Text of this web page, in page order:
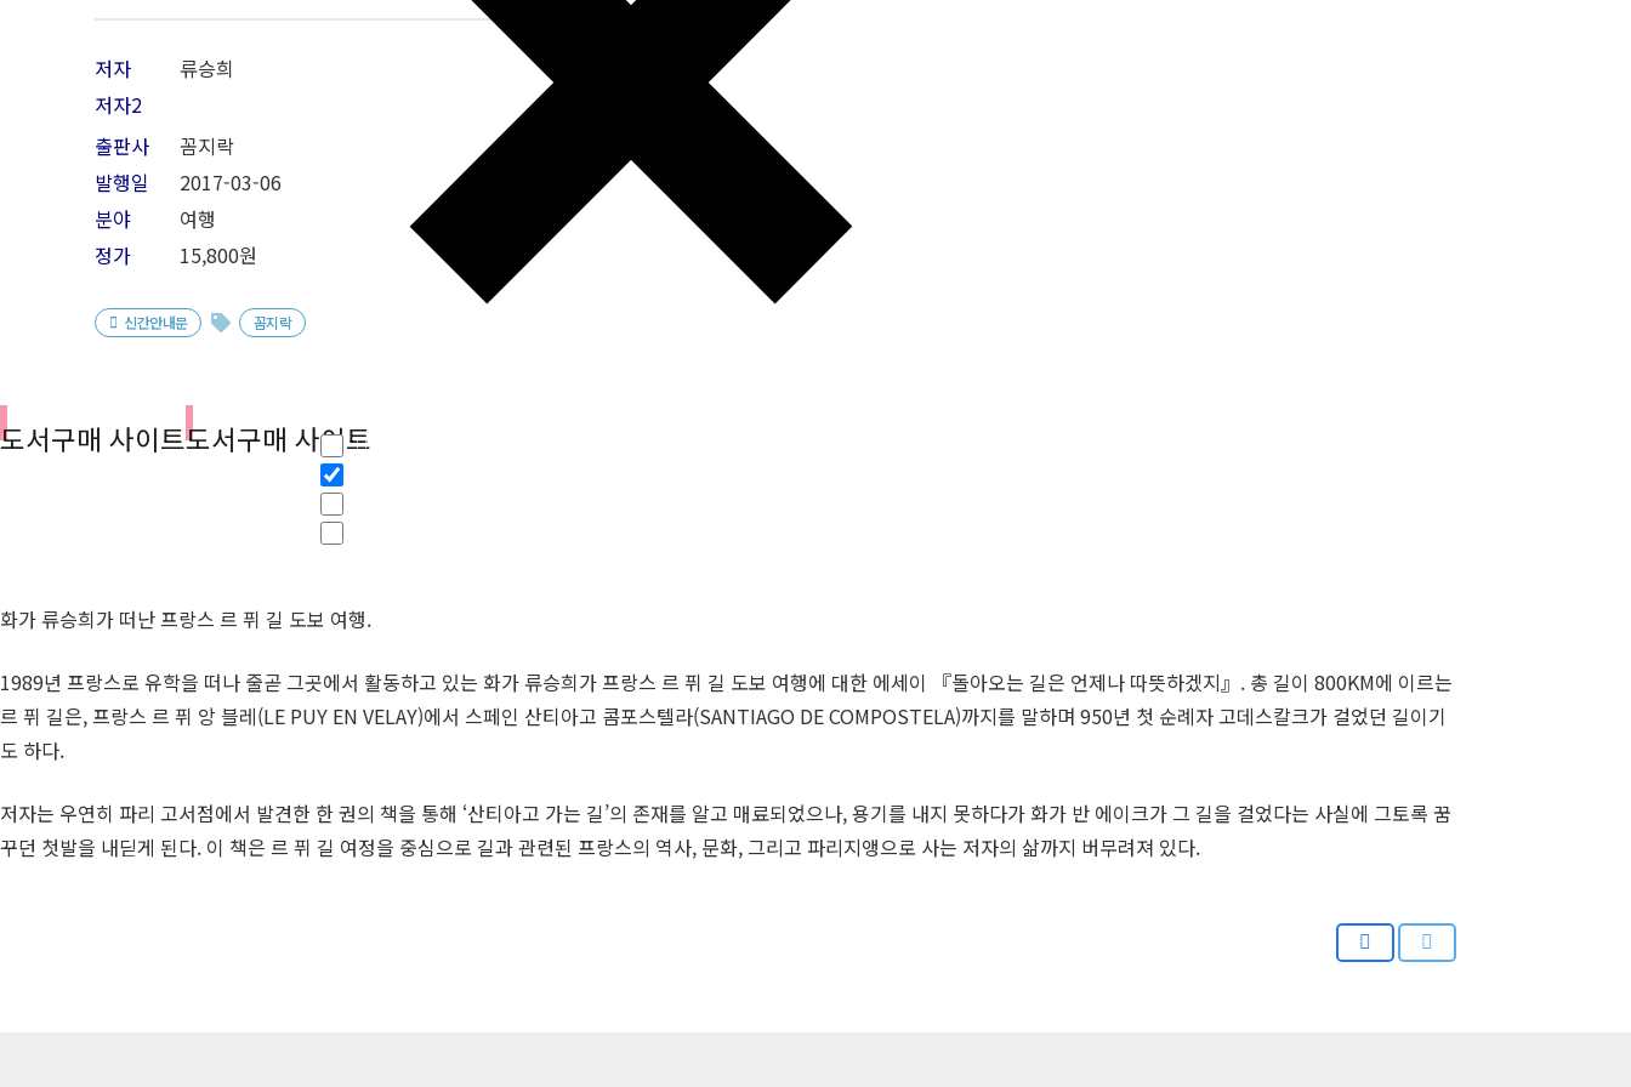
Hidden label
저자
류승희
저자2
출판사
꼼지락
발행일
2017-03-06
분야
여행
정가
15,800원
신간안내문 꼼지락
도서구매 사이트도서구매 사이트
화가 류승희가 떠난 프랑스 르 퓌 길 도보 여행.
1989년 프랑스로 유학을 떠나 줄곧 그곳에서 활동하고 있는 화가 류승희가 프랑스 르 퓌 길 도보 여행에 대한 에세이 『돌아오는 길은 언제나 따뜻하겠지』. 총 길이 800KM에 이르는
르 퓌 길은, 프랑스 르 퓌 앙 블레(LE PUY EN VELAY)에서 스페인 산티아고 콤포스텔라(SANTIAGO DECOMPOSTELA)까지를 말하며 950년 첫 순례자 고데스칼크가 걸었던 길이기
도 하다.
저자는 우연히 파리 고서점에서 발견한 한 권의 책을 통해 ‘산티아고 가는 길’의 존재를 알고 매료되었으나, 용기를 내지 못하다가 화가 반 에이크가 그 길을 걸었다는 사실에 그토록 꿈
꾸던 첫발을 내딛게 된다. 이 책은 르 퓌 길 여정을 중심으로 길과 관련된 프랑스의 역사, 문화, 그리고 파리지앵으로 사는 저자의 삶까지 버무려져 있다.